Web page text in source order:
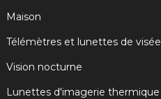
Maison
Télémètres et lunettes de visée
Vision nocturne
Lunettes d'imagerie thermique